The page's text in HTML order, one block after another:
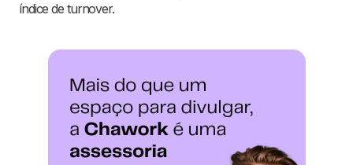
índice de turnover.